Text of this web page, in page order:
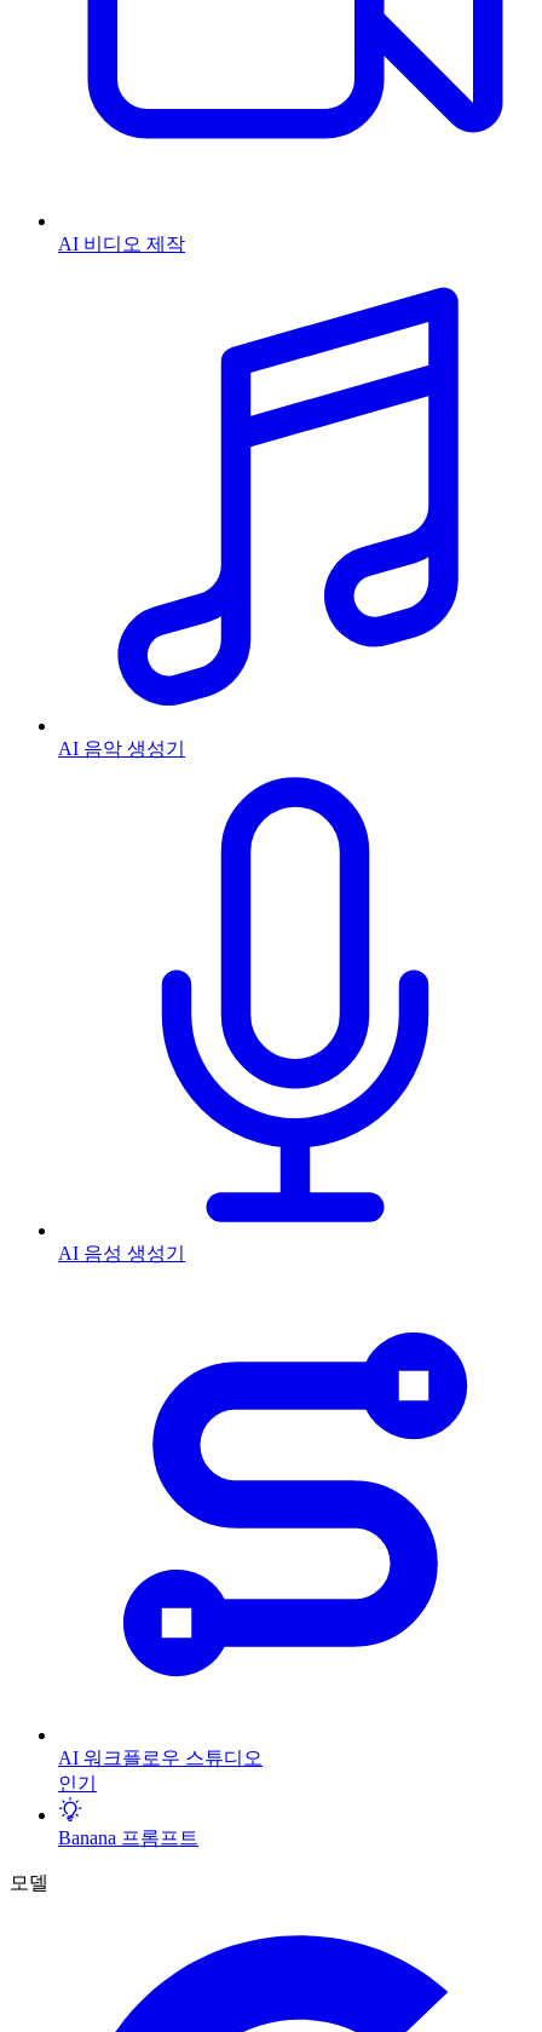
AI 비디오 제작
AI 음악 생성기
AI 음성 생성기
AI 워크플로우 스튜디오
인기
Banana 프롬프트
모델